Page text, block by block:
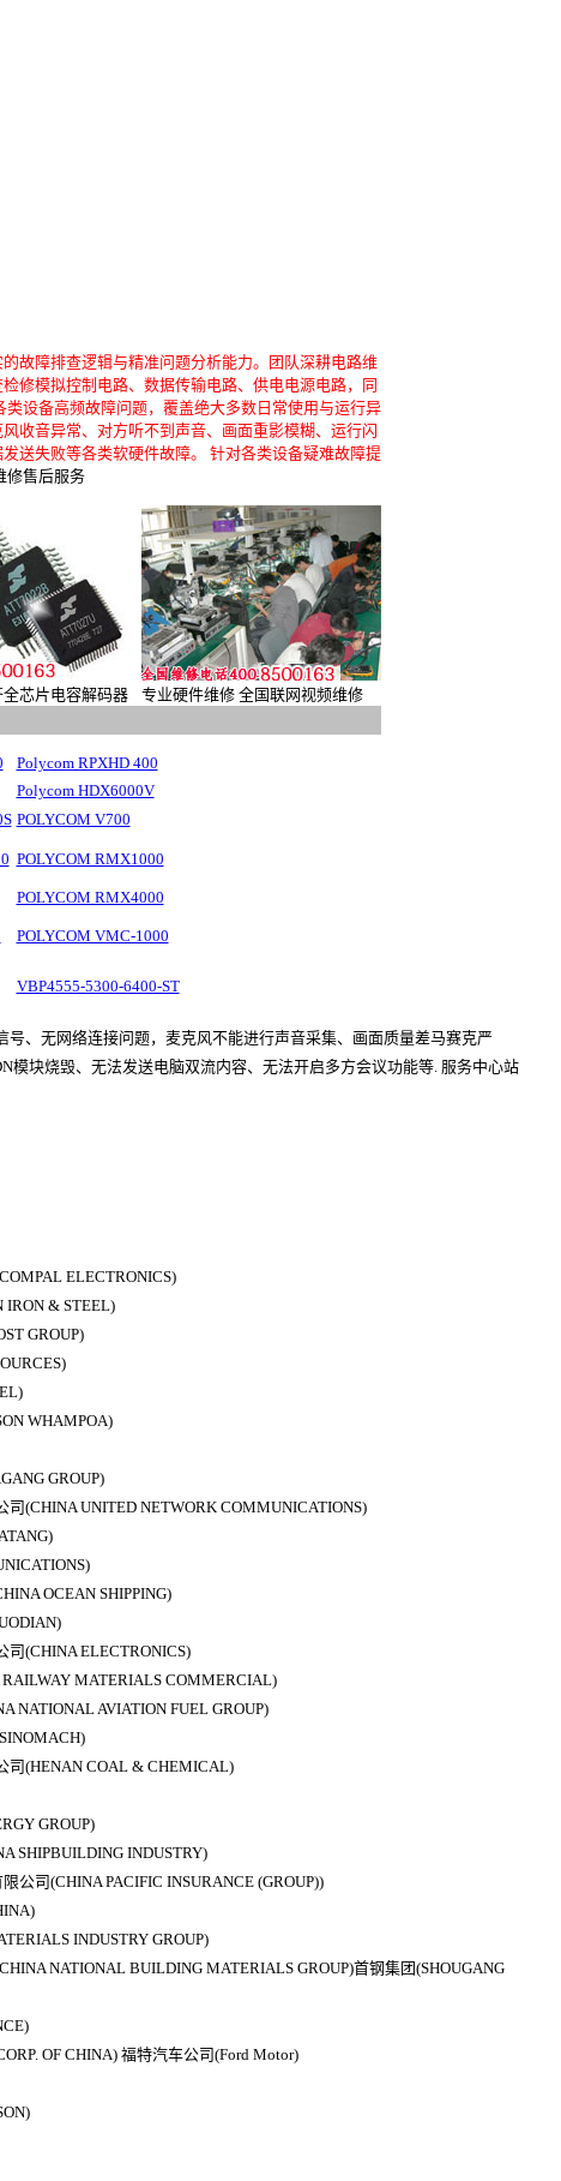
故障排查逻辑与精准问题分析能力。团队深耕电路维
修模拟控制电路、数据传输电路、供电电源电路，同
设备高频故障问题，覆盖绝大多数日常使用与运行异
收音异常、对方听不到声音、画面重影模糊、运行闪
送失败等各类软硬件故障。 针对各类设备疑难故障提
修售后服务
芯片电容解码器 专业硬件维修 全国联网视频维修
Polycom RPXHD 400
Polycom HDX6000V
POLYCOM V700
POLYCOM RMX1000
POLYCOM RMX4000
POLYCOM VMC-1000
VBP4555-5300-6400-ST
、无网络连接问题，麦克风不能进行声音采集、画面质量差马赛克严
块烧毁、无法发送电脑双流内容、无法开启多方会议功能等. 服务中心站
ELECTRONICS)
& STEEL)
GROUP)
WHAMPOA)
GROUP)
(CHINA UNITED NETWORK COMMUNICATIONS)
OCEAN SHIPPING)
(CHINA ELECTRONICS)
MATERIALS COMMERCIAL)
NATIONAL AVIATION FUEL GROUP)
司(HENAN COAL & CHEMICAL)
GROUP)
SHIPBUILDING INDUSTRY)
公司(CHINA PACIFIC INSURANCE (GROUP))
INDUSTRY GROUP)
NATIONAL BUILDING MATERIALS GROUP)首钢集团(SHOUGANG
OF CHINA) 福特汽车公司(Ford Motor)